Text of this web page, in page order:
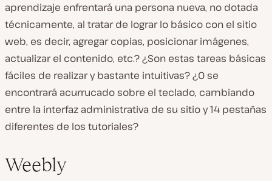
aprendizaje enfrentará una persona nueva, no dotada
técnicamente, al tratar de lograr lo básico con el sitio
web, es decir, agregar copias, posicionar imágenes,
actualizar el contenido, etc.? ¿Son estas tareas básicas
fáciles de realizar y bastante intuitivas? ¿O se
encontrará acurrucado sobre el teclado, cambiando
entre la interfaz administrativa de su sitio y 14 pestañas
diferentes de los tutoriales?
Weebly